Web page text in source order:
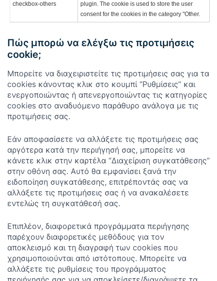
checkbox-others
plugin. The cookie is used to store the user
consent for the cookies in the category "Other.
Πώς μπορώ να ελέγξω τις προτιμήσεις
cookie;
Μπορείτε να διαχειριστείτε τις προτιμήσεις σας για τα
cookies κάνοντας κλικ στο κουμπί “Ρυθμίσεις” και
ενεργοποιώντας ή απενεργοποιώντας τις κατηγορίες
cookies στο αναδυόμενο παράθυρο ανάλογα με τις
προτιμήσεις σας.
Εάν αποφασίσετε να αλλάξετε τις προτιμήσεις σας
αργότερα κατά την περιήγησή σας, μπορείτε να
κάνετε κλικ στην καρτέλα “Διαχείριση συγκατάθεσης”
στην οθόνη σας. Αυτό θα εμφανίσει ξανά την
ειδοποίηση συγκατάθεσης, επιτρέποντάς σας να
αλλάξετε τις προτιμήσεις σας ή να ανακαλέσετε
εντελώς τη συγκατάθεσή σας.
Επιπλέον, διαφορετικά προγράμματα περιήγησης
παρέχουν διαφορετικές μεθόδους για τον
αποκλεισμό και τη διαγραφή των cookies που
χρησιμοποιούνται από ιστότοπους. Μπορείτε να
αλλάξετε τις ρυθμίσεις του προγράμματος